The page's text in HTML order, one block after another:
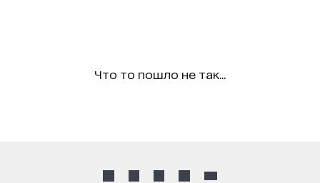
Что то пошло не так...